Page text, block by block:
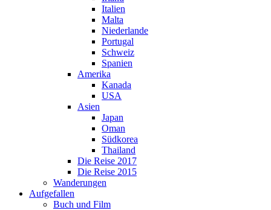
Italien
Malta
Niederlande
Portugal
Schweiz
Spanien
Amerika
Kanada
USA
Asien
Japan
Oman
Südkorea
Thailand
Die Reise 2017
Die Reise 2015
Wanderungen
Aufgefallen
Buch und Film